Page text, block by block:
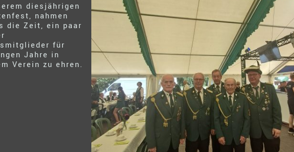
diesjährigen
nahmen
die Zeit, ein paar
für
Jahre in
Verein zu ehren.